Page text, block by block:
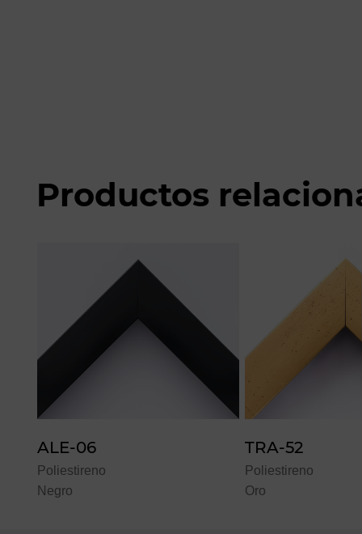
Productos
ALE-06
Poliestireno
Negro
TRA-52
Poliestireno
Oro